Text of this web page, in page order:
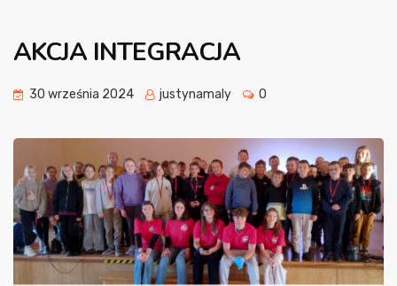
AKCJA INTEGRACJA
30 września 2024 justynamaly 0